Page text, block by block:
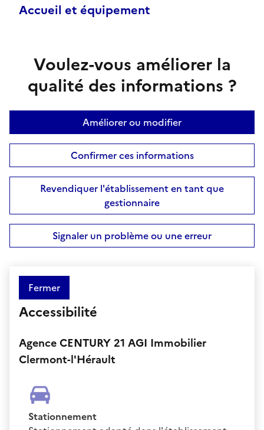
Accueil et équipement
Voulez-vous améliorer la
qualité des informations ?
Améliorer ou modifier
Confirmer ces informations
Revendiquer l'établissement en tant que
gestionnaire
Signaler un problème ou une erreur
Fermer
Accessibilité
Agence CENTURY 21 AGI Immobilier
Clermont-l'Hérault
Stationnement